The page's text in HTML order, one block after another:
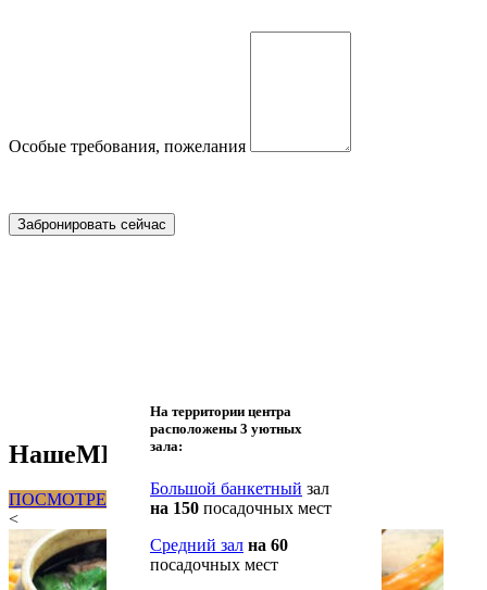
Особые требования, пожелания
На территории центра
расположены 3 уютных
зала:
Большой банкетный зал
на 150 посадочных мест
Средний зал на 60
посадочных мест
НашеМЕНЮ
ПОСМОТРЕТЬ ПОЛНОЕ МЕНЮ
<